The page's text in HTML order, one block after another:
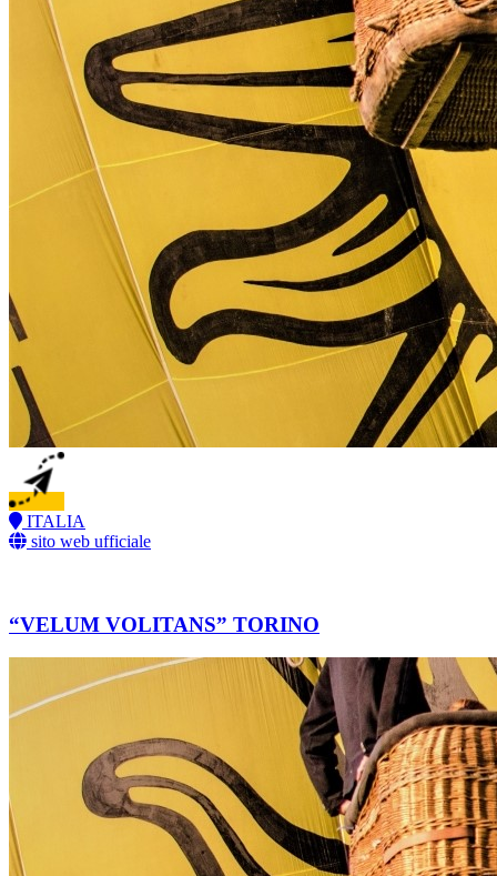
ITALIA
sito web ufficiale
“VELUM VOLITANS” TORINO